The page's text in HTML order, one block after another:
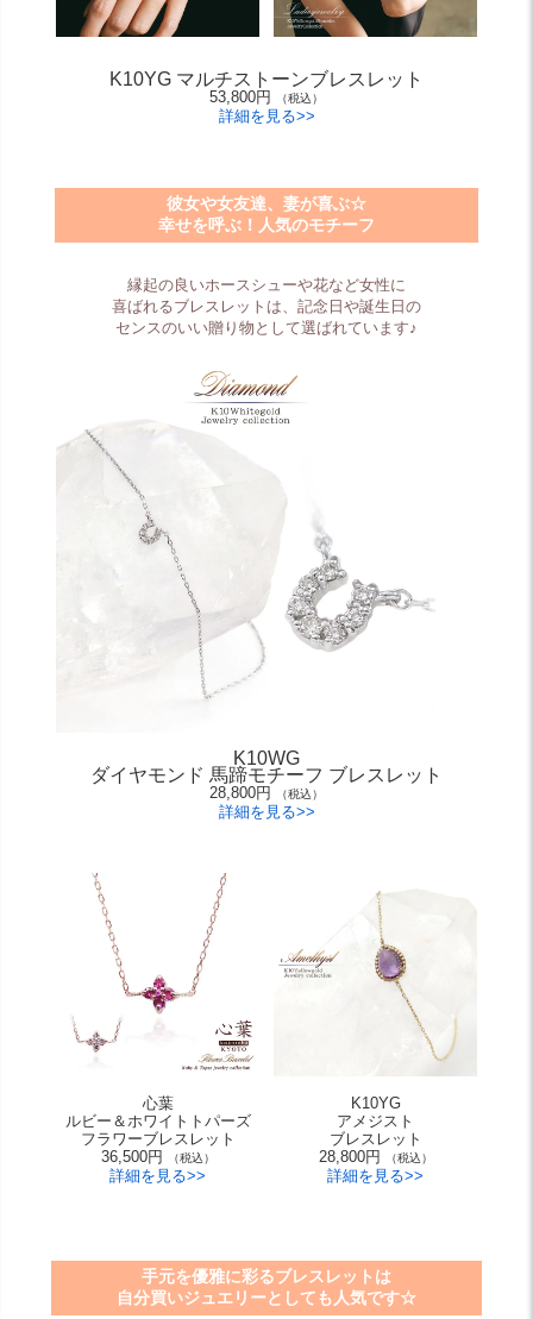
K10YG マルチストーンブレスレット
53,800円 （税込）
詳細を見る>>
彼女や女友達、妻が喜ぶ☆
幸せを呼ぶ！人気のモチーフ
縁起の良いホースシューや花など女性に
喜ばれるブレスレットは、記念日や誕生日の
センスのいい贈り物として選ばれています♪
K10WG
ダイヤモンド 馬蹄モチーフ ブレスレット
28,800円 （税込）
詳細を見る>>
心葉
ルビー＆ホワイトトパーズ
フラワーブレスレット
36,500円
（税込）
詳細を見る>>
K10YG
アメジスト
ブレスレット
28,800円
（税込）
詳細を見る>>
手元を優雅に彩るブレスレットは
自分買いジュエリーとしても人気です☆